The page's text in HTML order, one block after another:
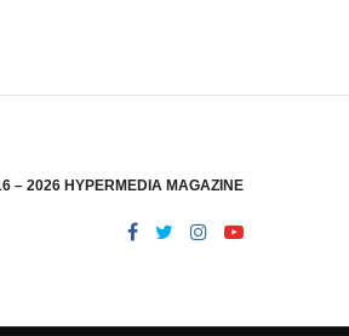
– 2026 HYPERMEDIA MAGAZINE